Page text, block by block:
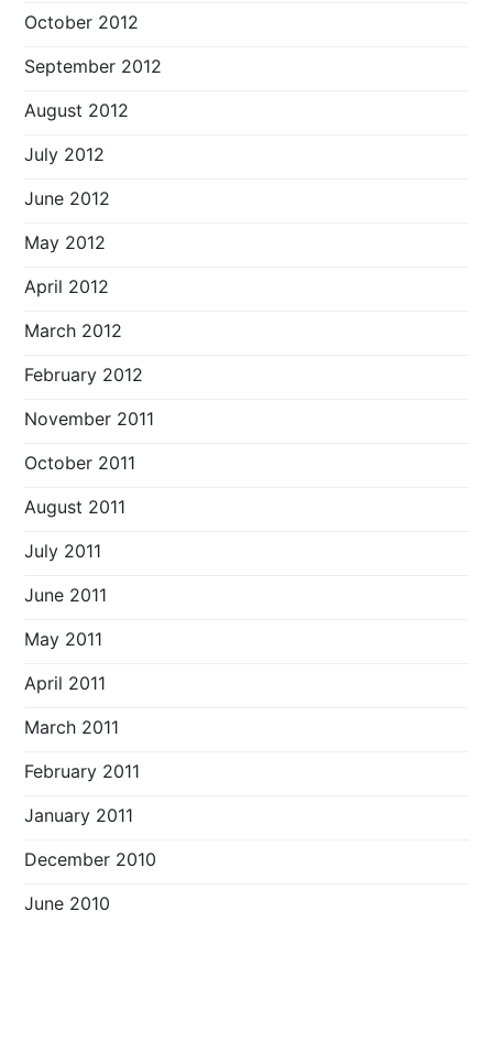
October 2012
September 2012
August 2012
July 2012
June 2012
May 2012
April 2012
March 2012
February 2012
November 2011
October 2011
August 2011
July 2011
June 2011
May 2011
April 2011
March 2011
February 2011
January 2011
December 2010
June 2010